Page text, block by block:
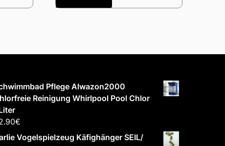
Pflege Alwazon2000
Reinigung Whirlpool Pool Chlor
€
Vogelspielzeug Käfighänger SEIL/